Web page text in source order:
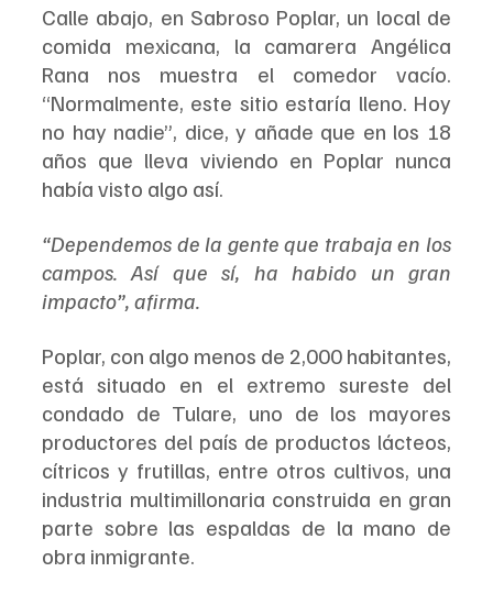
Calle abajo, en Sabroso Poplar, un local de
comida mexicana, la camarera Angélica
Rana nos muestra el comedor vacío.
“Normalmente, este sitio estaría lleno. Hoy
no hay nadie”, dice, y añade que en los 18
años que lleva viviendo en Poplar nunca
había visto algo así.
“Dependemos de la gente que trabaja en los
campos. Así que sí, ha habido un gran
impacto”, afirma.
Poplar, con algo menos de 2,000 habitantes,
está situado en el extremo sureste del
condado de Tulare, uno de los mayores
productores del país de productos lácteos,
cítricos y frutillas, entre otros cultivos, una
industria multimillonaria construida en gran
parte sobre las espaldas de la mano de
obra inmigrante.